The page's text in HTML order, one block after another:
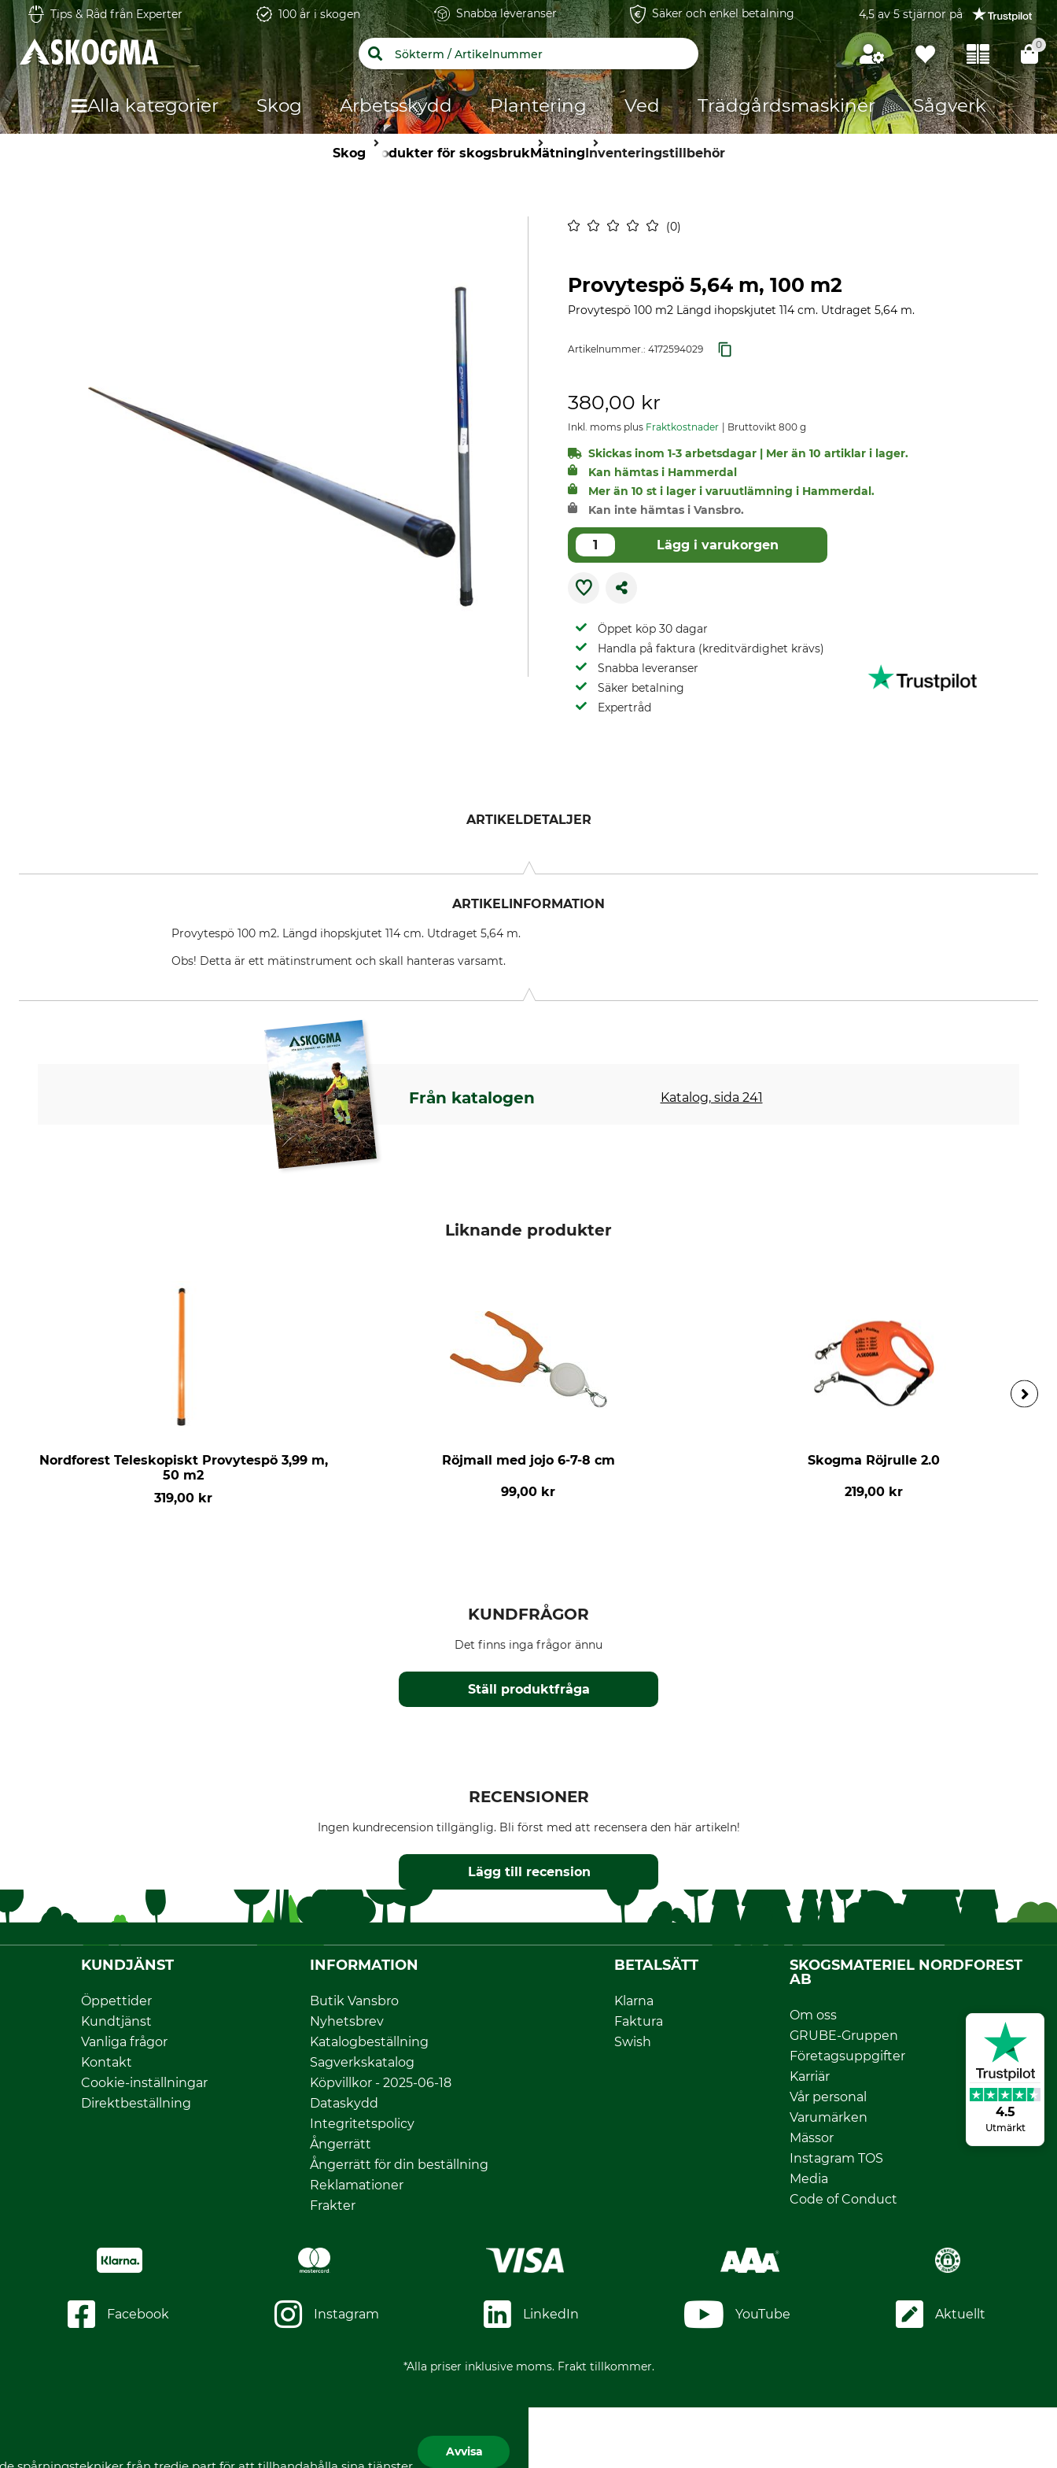
4.5
Utmärkt
Tips & Råd från Experter 100 år i skogen Snabba leveranser Säker och enkel betalning 4,5 av 5 stjärnor på
0
Alla kategorier Skog Arbetsskydd Plantering Ved Trädgårdsmaskiner Sågverk
Skog Produkter för skogsbrukMätningInventeringstillbehör
0
Provytespö 5,64 m, 100 m2
Provytespö 100 m2 Längd ihopskjutet 114 cm. Utdraget 5,64 m.
Artikelnummer.: 4172594029
380,00 kr
Inkl. moms plus Fraktkostnader Bruttovikt 800 g
Skickas inom 1-3 arbetsdagar | Mer än 10 artiklar i lager.
Kan hämtas i Hammerdal
Mer än 10 st i lager i varuutlämning i Hammerdal.
Kan inte hämtas i Vansbro.
Lägg i varukorgen
Öppet köp 30 dagar
Handla på faktura (kreditvärdighet krävs)
Snabba leveranser
Säker betalning
Expertråd
ARTIKELDETALJER
ARTIKELINFORMATION
Provytespö 100 m2. Längd ihopskjutet 114 cm. Utdraget 5,64 m.
Obs! Detta är ett mätinstrument och skall hanteras varsamt.
Från katalogen Katalog, sida 241
Liknande produkter
Nordforest Teleskopiskt Provytespö 3,99 m,
50 m2
319,00 kr
Röjmall med jojo 6-7-8 cm
99,00 kr
Skogma Röjrulle 2.0
219,00 kr
KUNDFRÅGOR
Ställ produktfråga
Det finns inga frågor ännu
RECENSIONER
Ingen kundrecension tillgänglig. Bli först med att recensera den här artikeln!
Lägg till recension
KUNDJÄNST
Öppettider
Kundtjänst
Vanliga frågor
Kontakt
Cookie-inställningar
Direktbeställning
INFORMATION
Butik Vansbro
Nyhetsbrev
Katalogbeställning
Sagverkskatalog
Köpvillkor - 2025-06-18
Dataskydd
Integritetspolicy
Ångerrätt
Ångerrätt för din beställning
Reklamationer
Frakter
BETALSÄTT
Klarna
Faktura
Swish
SKOGSMATERIEL NORDFOREST
AB
Om oss
GRUBE-Gruppen
Företagsuppgifter
Karriär
Vår personal
Varumärken
Mässor
Instagram TOS
Media
Code of Conduct
Facebook Instagram LinkedIn YouTube Aktuellt
*Alla priser inklusive moms. Frakt tillkommer.
Avvisa